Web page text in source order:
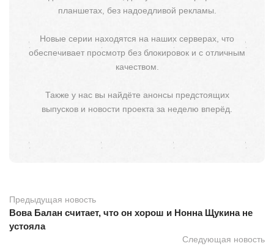
планшетах, без надоедливой рекламы.
Новые серии находятся на наших серверах, что
обеспечивает просмотр без блокировок и с отличным
качеством.
Также у нас вы найдёте анонсы предстоящих
выпусков и новости проекта за неделю вперёд.
Предыдущая новость
Вова Балан считает, что он хорош и Нонна Щукина не
устояла
Следующая новость